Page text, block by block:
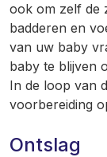
ook om zelf de
badderen en
van uw baby
baby te blijven
In de loop van
voorbereiding
Ontslag